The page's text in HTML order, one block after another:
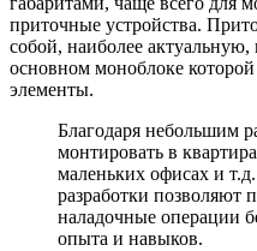
приточные устройства.
собой, наиболее
основном моноблоке
элементы.
Благодаря небольшим
монтировать в
маленьких офисах и
разработки позволяют
наладочные операции
опыта и навыков.